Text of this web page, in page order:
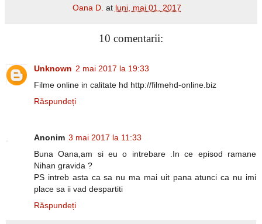
Oana D. at luni, mai 01, 2017
10 comentarii:
Unknown 2 mai 2017 la 19:33
Filme online in calitate hd http://filmehd-online.biz
Răspundeți
Anonim 3 mai 2017 la 11:33
Buna Oana,am si eu o intrebare .In ce episod ramane
Nihan gravida ?
PS intreb asta ca sa nu ma mai uit pana atunci ca nu imi
place sa ii vad despartiti
Răspundeți